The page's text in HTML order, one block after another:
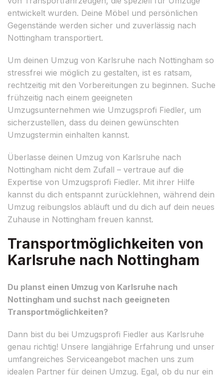
entwickelt wurden. Deine Möbel und persönlichen
Gegenstände werden sicher und zuverlässig nach
Nottingham transportiert.
Um deinen Umzug von Karlsruhe nach Nottingham so
stressfrei wie möglich zu gestalten, ist es ratsam,
rechtzeitig mit den Vorbereitungen zu beginnen. Suche
frühzeitig nach einem geeigneten
Umzugsunternehmen wie Umzugsprofi Fiedler, um
sicherzustellen, dass du deinen gewünschten
Umzugstermin einhalten kannst.
Überlasse deinen Umzug von Karlsruhe nach
Nottingham nicht dem Zufall – vertraue auf die
Expertise von Umzugsprofi Fiedler. Mit ihrer Hilfe
kannst du dich entspannt zurücklehnen, während dein
Umzug reibungslos abläuft und du dich auf dein neues
Zuhause in Nottingham freuen kannst.
Transportmöglichkeiten von
Karlsruhe nach Nottingham
Du planst einen Umzug von Karlsruhe nach
Nottingham und suchst nach geeigneten
Transportmöglichkeiten?
Dann bist du bei Umzugsprofi Fiedler aus Karlsruhe
genau richtig! Unsere langjährige Erfahrung und unser
umfangreiches Serviceangebot machen uns zum
idealen Partner für deinen Umzug. Egal, ob du nur ein